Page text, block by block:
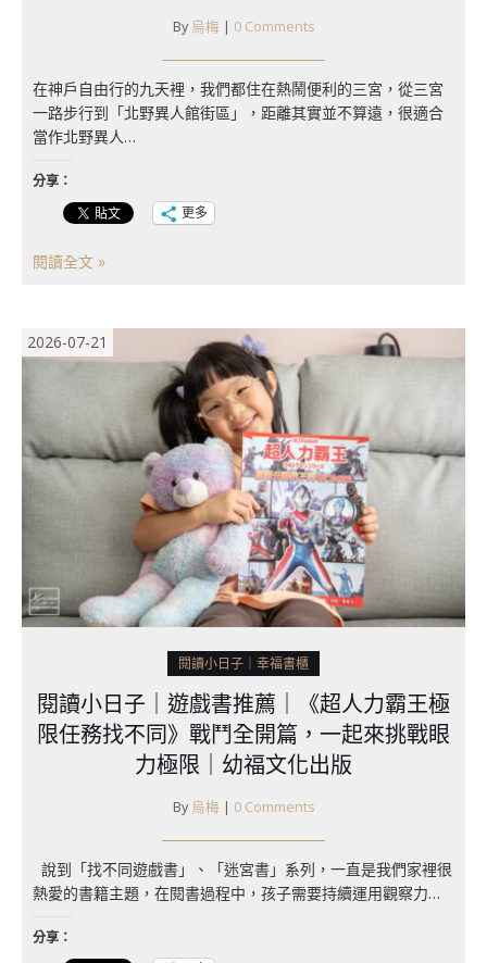
By 烏梅 | 0 Comments
在神戶自由行的九天裡，我們都住在熱鬧便利的三宮，從三宮
一路步行到「北野異人館街區」，距離其實並不算遠，很適合
當作北野異人…
分享：
更多
閱讀全文 »
2026-07-21
閱讀小日子｜幸福書櫃
閱讀小日子｜遊戲書推薦｜《超人力霸王極
限任務找不同》戰鬥全開篇，一起來挑戰眼
力極限｜幼福文化出版
By 烏梅 | 0 Comments
說到「找不同遊戲書」、「迷宮書」系列，一直是我們家裡很
熱愛的書籍主題，在閱書過程中，孩子需要持續運用觀察力…
分享：